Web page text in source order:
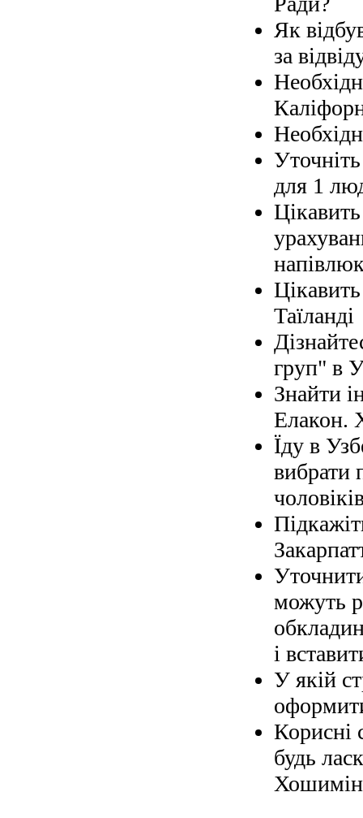
Як
за
для 1
Таїланді
груп" в
Знайти
Елакон.
Їду в
вибрати
можуть
і
У якій
Корисні
будь